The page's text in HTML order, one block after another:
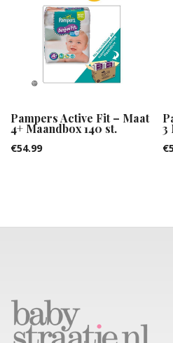
Pampers Active Fit – Maat
4+ Maandbox 140 st.
€54.99
3
€